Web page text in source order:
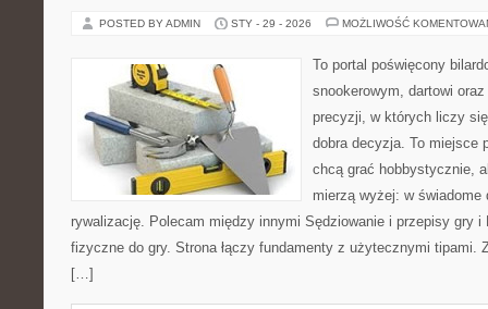
POSTED BY ADMIN STY - 29 - 2026 MOŻLIWOŚĆ
To portal poświęcony
snookerowym, dartowi
precyzji, w których liczy się
dobra decyzja. To miejsce
chcą grać hobbystycznie,
mierzą wyżej: w
rywalizację. Polecam między innymi Sędziowanie i przepisy gry i
fizyczne do gry. Strona łączy fundamenty z użytecznymi tipami.
[…]